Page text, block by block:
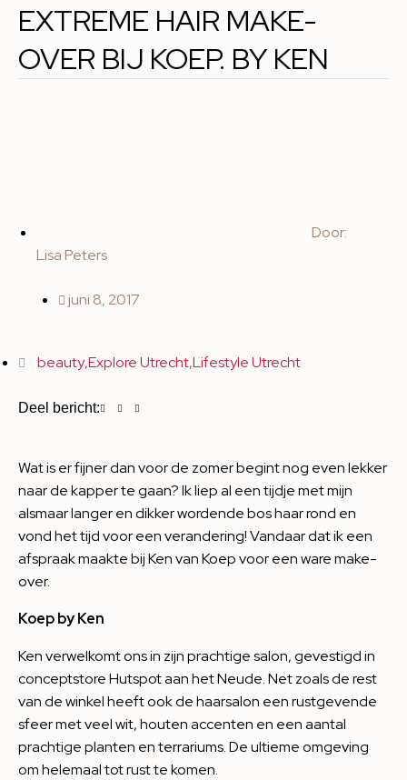
EXTREME HAIR MAKE-
OVER BIJ KOEP. BY KEN
Door:
Lisa Peters
juni 8, 2017
beauty,Explore Utrecht,Lifestyle Utrecht
Deel bericht:
Wat is er fijner dan voor de zomer begint nog even lekker
naar de kapper te gaan? Ik liep al een tijdje met mijn
alsmaar langer en dikker wordende bos haar rond en
vond het tijd voor een verandering! Vandaar dat ik een
afspraak maakte bij Ken van Koep voor een ware make-
over.
Koep by Ken
Ken verwelkomt ons in zijn prachtige salon, gevestigd in
conceptstore Hutspot aan het Neude. Net zoals de rest
van de winkel heeft ook de haarsalon een rustgevende
sfeer met veel wit, houten accenten en een aantal
prachtige planten en terrariums. De ultieme omgeving
om helemaal tot rust te komen.